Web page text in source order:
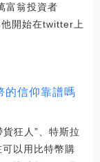
富翁投資者
開始在twitter上
的信仰靠譜嗎
狂人”、特斯拉
以用比特幣購